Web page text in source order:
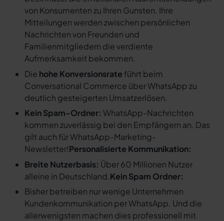
von Konsumenten zu Ihren Gunsten. Ihre
Mitteilungen werden zwischen persönlichen
Nachrichten von Freunden und
Familienmitgliedern die verdiente
Aufmerksamkeit bekommen.
Die hohe Konversionsrate führt beim
Conversational Commerce über WhatsApp zu
deutlich gesteigerten Umsatzerlösen.
Kein Spam-Ordner: WhatsApp-Nachrichten
kommen zuverlässig bei den Empfängern an. Das
gilt auch für WhatsApp-Marketing-
Newsletter!Personalisierte Kommunikation:
Breite Nutzerbasis: Über 60 Millionen Nutzer
alleine in Deutschland.Kein Spam Ordner:
Bisher betreiben nur wenige Unternehmen
Kundenkommunikation per WhatsApp. Und die
allerwenigsten machen dies professionell mit